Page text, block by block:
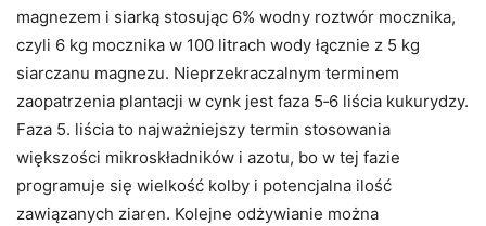
magnezem i siarką stosując 6% wodny roztwór mocznika,
czyli 6 kg mocznika w 100 litrach wody łącznie z 5 kg
siarczanu magnezu. Nieprzekraczalnym terminem
zaopatrzenia plantacji w cynk jest faza 5‑6 liścia kukurydzy.
Faza 5. liścia to najważniejszy termin stosowania
większości mikroskładników i azotu, bo w tej fazie
programuje się wielkość kolby i potencjalna ilość
zawiązanych ziaren. Kolejne odżywianie można